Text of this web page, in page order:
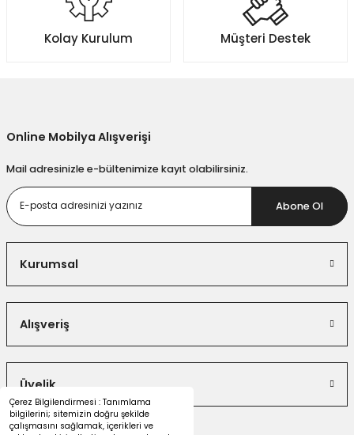
Çerez Bilgilendirmesi : Tanımlama
bilgilerini; sitemizin doğru şekilde
çalışmasını sağlamak, içerikleri ve
Bu ürüne benzer farklı alternatifler olmalı.
Kolay Kurulum Müşteri Destek
Online Mobilya Alışverişi
Mail adresinizle e-bültenimize kayıt olabilirsiniz.
Abone Ol
Kurumsal
Alışveriş
Üyelik